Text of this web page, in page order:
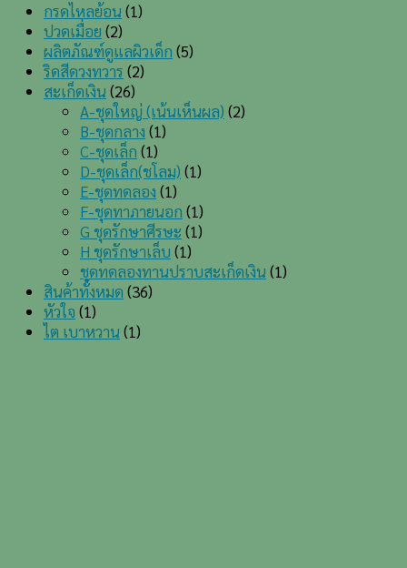
กรดไหลย้อน (1)
ปวดเมื่อย (2)
ผลิตภัณฑ์ดูแลผิวเด็ก (5)
ริดสีดวงทวาร (2)
สะเก็ดเงิน (26)
A-ชุดใหญ่ (เน้นเห็นผล) (2)
B-ชุดกลาง (1)
C-ชุดเล็ก (1)
D-ชุดเล็ก(ชโลม) (1)
E-ชุดทดลอง (1)
F-ชุดทาภายนอก (1)
G ชุดรักษาศีรษะ (1)
H ชุดรักษาเล็บ (1)
ชุดทดลองทานปราบสะเก็ดเงิน (1)
สินค้าทั้งหมด (36)
หัวใจ (1)
ไต เบาหวาน (1)